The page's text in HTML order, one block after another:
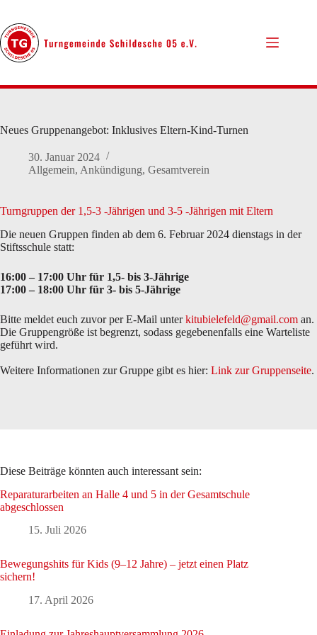
springen
Neues Gruppenangebot: Inklusives Eltern-Kind-Turnen
30. Januar 2024
Allgemein, Ankündigung, Gesamtverein
Turngruppen der 1,5-3 -Jährigen und 3-5 -Jährigen mit Eltern
Die neuen Gruppen finden ab dem 6. Februar 2024 dienstags in der
Stiftsschule statt:
16:00 – 17:00 Uhr für 1,5- bis 3-Jährige
17:00 – 18:00 Uhr für 3- bis 5-Jährige
Bitte meldet euch zuvor per E-Mail unterkitubielefeld@gmail.com an.
Die Gruppengröße ist begrenzt, sodass gegebenenfalls eine Warteliste
geführt wird.
Weitere Informationen zur Gruppe gibt es hier: Link zur Gruppenseite.
Diese Beiträge könnten auch interessant sein:
Reparaturarbeiten an Halle 4 und 5 in der Gesamtschule
abgeschlossen
15. Juli 2026
Bewegungshits für Kids (9–12 Jahre) – jetzt einen Platz
sichern!
17. April 2026